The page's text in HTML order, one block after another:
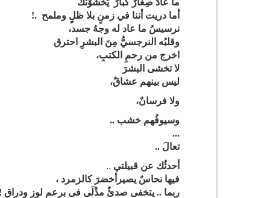
ما عادَ صِغارٌ كبارٌ يَخْشوْنَكَ
أما دريت أننا في زمنٍ بلا ظلٍ وملمح .!
نرسيسُ ما عاد له وجهُ جسد،
وقلبُه النرجسيُّ مِنَ البشرِ احترق
اخرج من رحمِ الكتبِ،
لا تخشى البشرَ
ليس بينهم عشاقٌ،
ولا فرسانٌ،
وسيوفُهم خشب ..
...
تعالَ ..
أحدثُك عن قبيلتي ..
فيها نحاسٌ يصيرأخضرَ كالزمرد ،
ربما .. يتخفى صدئٌ مذْلَى فى برعمِ لوزٍ ودراق !